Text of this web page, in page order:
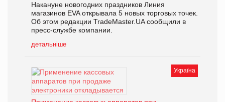
Накануне новогодних праздников Линия
магазинов EVA открывала 5 новых торговых точек.
Об этом редакции TradeMaster.UA сообщили в
пресс-службе компании.
детальніше
Україна